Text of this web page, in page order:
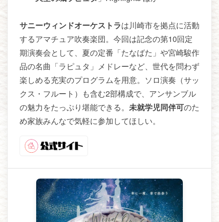
サニーウィンドオーケストラは川崎市を拠点に活動
するアマチュア吹奏楽団。今回は記念の第10回定
期演奏会として、夏の定番「たなばた」や宮崎駿作
品の名曲「ラピュタ」メドレーなど、世代を問わず
楽しめる充実のプログラムを用意。ソロ演奏（サッ
クス・フルート）も含む2部構成で、アンサンブル
の魅力をたっぷり堪能できる。 未就学児同伴可のた
め家族みんなで気軽に参加してほしい。